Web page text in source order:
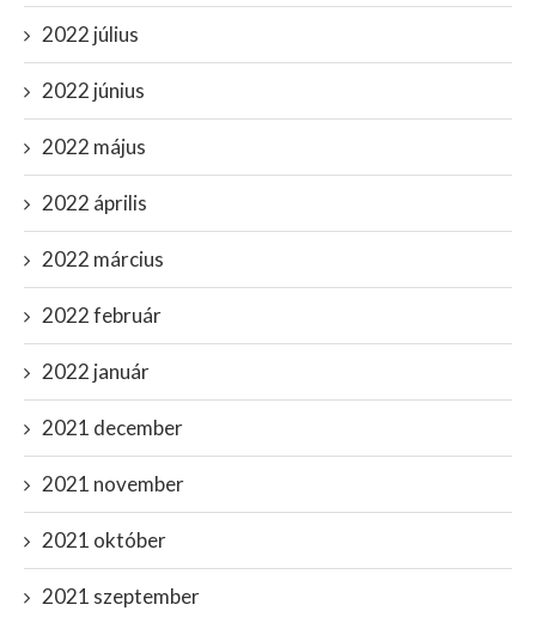
2022 július
2022 június
2022 május
2022 április
2022 március
2022 február
2022 január
2021 december
2021 november
2021 október
2021 szeptember